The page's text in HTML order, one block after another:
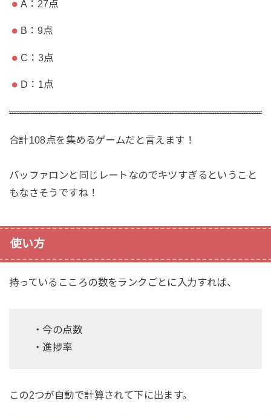
A：27点
B：9点
C：3点
D：1点
合計108点を集めるゲームだと言えます！
バッファロンと同じレートなのでキツすぎるということ
もなさそうですね！
使い方
持っているこころの数をランクごとに入力すれば、
・今の点数
・進捗率
この2つが自動で計算されて下に出ます。